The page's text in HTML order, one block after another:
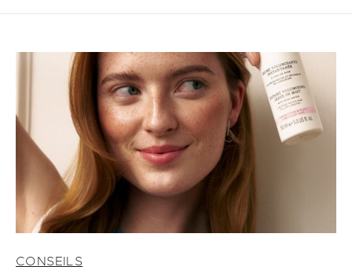
CONSEILS